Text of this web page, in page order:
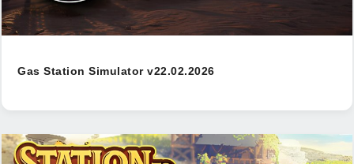
Gas Station Simulator v22.02.2026